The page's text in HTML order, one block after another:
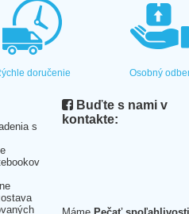
doručenie Osobný
s
Buďte s nami v
kontakte: